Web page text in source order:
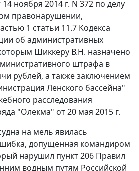
ноября 2014 г. N 372 по делу
правонарушении,
1 статьи 11.7 Кодекса
об административных
Шиккеру В.Н. назначено
штрафа в
рублей, а также заключением
Ленского бассейна"
расследования
"Олекма" от 20 мая 2015 г.
на мель явилась
допущенная командиром
нарушил пункт 206 Правил
водным путям Российской